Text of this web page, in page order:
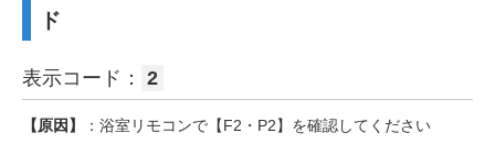
ド
表示コード： 2
【原因】
：浴室リモコンで【F2・P2】を確認してください